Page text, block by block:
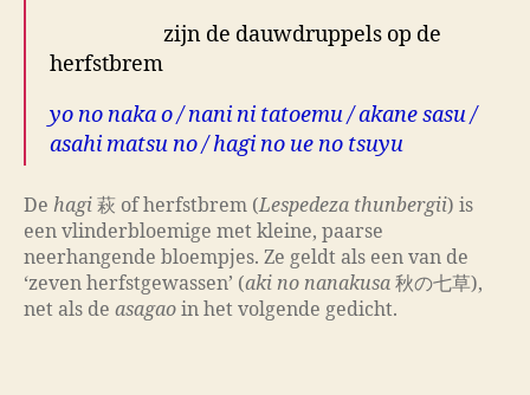
zijn de dauwdruppels op de
herfstbrem
yo no naka o / nani ni tatoemu / akane sasu /
asahi matsu no / hagi no ue no tsuyu
De hagi 萩 of herfstbrem (Lespedeza thunbergii) is
een vlinderbloemige met kleine, paarse
neerhangende bloempjes. Ze geldt als een van de
‘zeven herfstgewassen’ (aki no nanakusa 秋の七草),
net als de asagao in het volgende gedicht.